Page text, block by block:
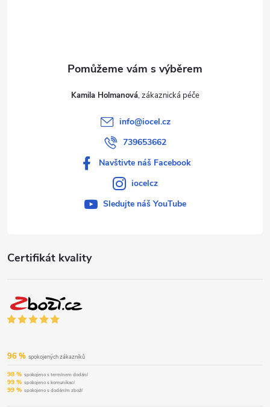
Certifikát kvality
96 % spokojených zákazníků
98 % spokojeno s termínem dodání
99 % spokojeno s komunikací
99 % spokojeno s dodáním zboží
Kamila Holmanová
info@iocel.cz
739653662
Navštivte náš Facebook
iocelcz
Sledujte náš YouTube